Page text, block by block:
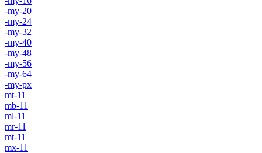
-my-20
-my-24
-my-32
-my-40
-my-48
-my-56
-my-64
-my-px
mt-11
mb-11
ml-11
mr-11
mt-11
mx-11